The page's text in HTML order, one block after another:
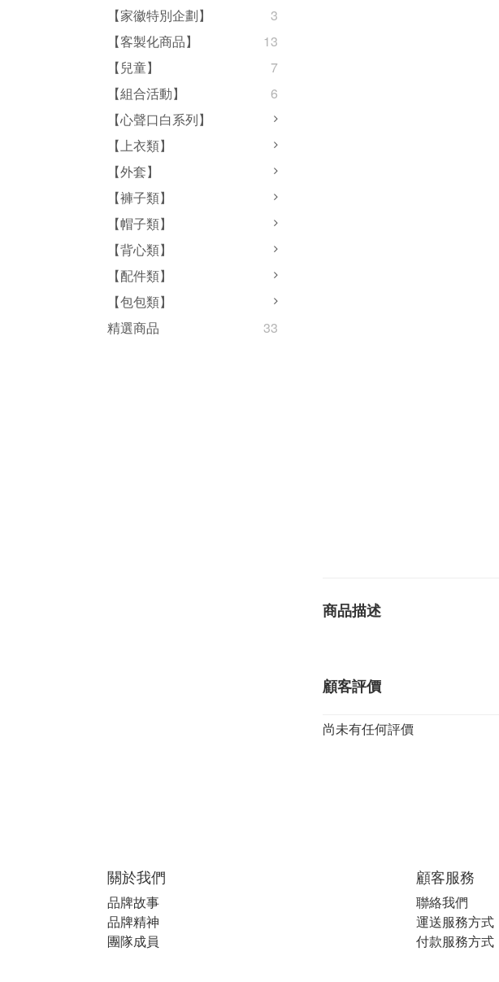
【家徽特別企劃】
3
【客製化商品】
13
【兒童】
7
【組合活動】
6
【心聲口白系列】
【上衣類】
【外套】
【褲子類】
【帽子類】
【背心類】
【配件類】
【包包類】
精選商品
33
商品描述
顧客評價
尚未有任何評價
關於我們
品牌故事
品牌精神
團隊成員
顧客服務
聯絡我們
運送服務方式
付款服務方式